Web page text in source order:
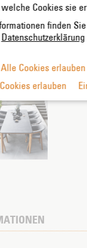
Cookies sie
finden
Datenschutzerklärung
Alle Cookies erlauben
erlauben